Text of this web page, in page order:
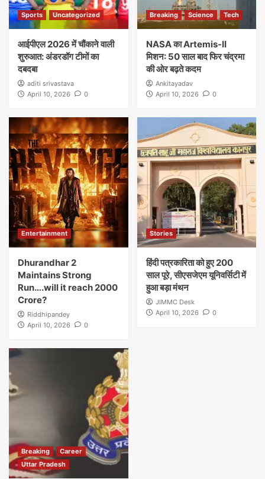
Sports Uncategorized
आईपीएल 2026 में चौंकाने वाली
शुरुआत: अंडरडॉग टीमों का
दबदबा
aditi srivastava
April 10, 2026
0
Breaking Science Tech
NASA का Artemis-II
मिशन: 50 साल बाद फिर चंद्रमा
की ओर बढ़ते कदम
Ankitayadav
April 10, 2026
0
Entertainment
Dhurandhar 2
Maintains Strong
Run….will it reach 2000
Crore?
Riddhipandey
April 10, 2026
0
Stories
हिंदी पत्रकारिता को हुए 200
साल पूरे, सीएसजेएम यूनिवर्सिटी में
हुआ बड़ा मंथन
JIMMC Desk
April 10, 2026
0
Breaking
Career
Uttar Pradesh